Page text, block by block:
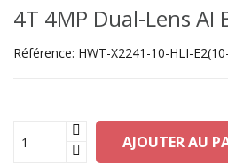
4T 4MP Dual-Lens AI
Référence: HWT-X2241-10-HLI-
AJOUTER AU